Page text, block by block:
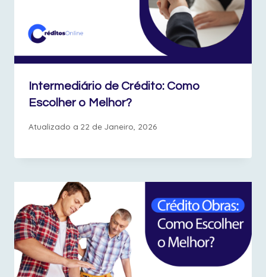
Intermediário de Crédito: Como
Escolher o Melhor?
Atualizado a 22 de Janeiro, 2026